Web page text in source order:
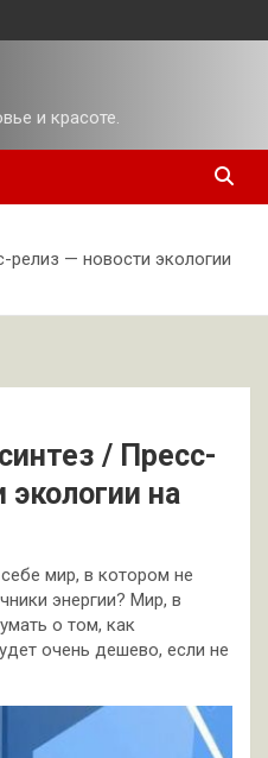
и красоте.
— новости экологии
/ Пресс-
на
мир, в котором не
энергии? Мир, в
о том, как
очень дешево, если не